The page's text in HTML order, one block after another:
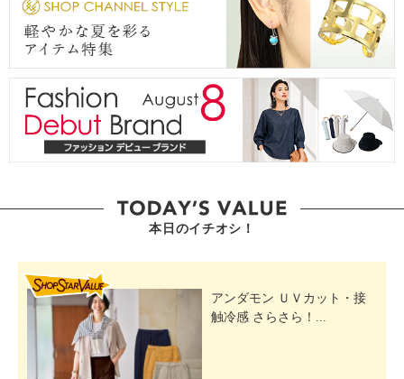
本日のイチオシ！
アンダモン ＵＶカット・接
触冷感 さらさら！...